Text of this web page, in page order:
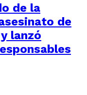
de la
de
lanzó